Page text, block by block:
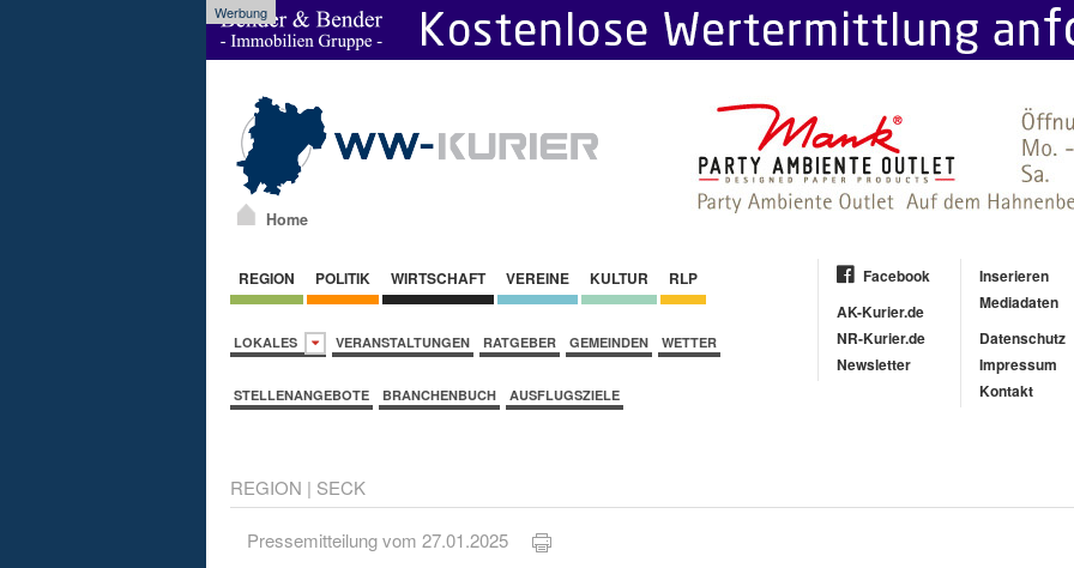
Werbung
Home
REGION POLITIK WIRTSCHAFT VEREINE KULTUR RLP
LOKALES VERANSTALTUNGEN RATGEBER GEMEINDEN WETTER
STELLENANGEBOTE BRANCHENBUCH AUSFLUGSZIELE
Facebook
AK-Kurier.de
NR-Kurier.de
Newsletter
Inserieren
Mediadaten
Datenschutz
Impressum
Kontakt
REGION | SECK
Pressemitteilung vom 27.01.2025